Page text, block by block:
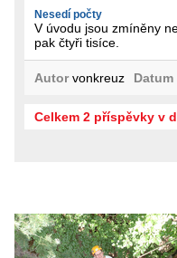
Nesedí počty
V úvodu jsou zmíněny
pak čtyři tisíce.
Autorvonkreuz Datum
Celkem 2 příspěvky v